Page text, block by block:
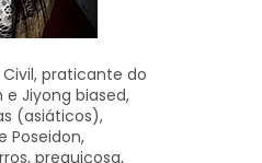
Civil, praticante do
Jiyong biased,
(asiáticos),
Poseidon,
preguiçosa,